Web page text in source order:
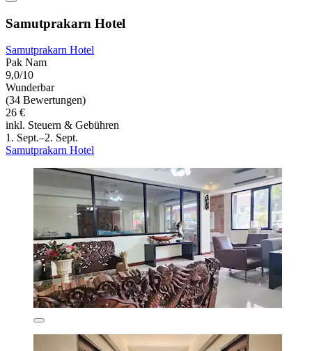
Samutprakarn Hotel
Samutprakarn Hotel
Pak Nam
9,0/10
Wunderbar
(34 Bewertungen)
26 €
inkl. Steuern & Gebühren
1. Sept.–2. Sept.
Samutprakarn Hotel